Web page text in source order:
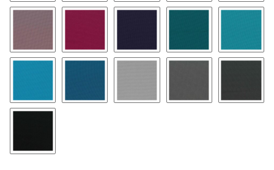
43 23 17 27 47
79 89 99 38 58
07